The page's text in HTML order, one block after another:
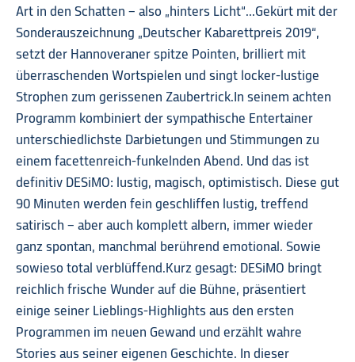
Art in den Schatten – also „hinters Licht“... Gekürt mit der
Sonderauszeichnung „Deutscher Kabarettpreis 2019“,
setzt der Hannoveraner spitze Pointen, brilliert mit
überraschenden Wortspielen und singt locker-lustige
Strophen zum gerissenen Zaubertrick. In seinem achten
Programm kombiniert der sympathische Entertainer
unterschiedlichste Darbietungen und Stimmungen zu
einem facettenreich-funkelnden Abend. Und das ist
definitiv DESiMO: lustig, magisch, optimistisch. Diese gut
90 Minuten werden fein geschliffen lustig, treffend
satirisch – aber auch komplett albern, immer wieder
ganz spontan, manchmal berührend emotional. Sowie
sowieso total verblüffend. Kurz gesagt: DESiMO bringt
reichlich frische Wunder auf die Bühne, präsentiert
einige seiner Lieblings-Highlights aus den ersten
Programmen im neuen Gewand und erzählt wahre
Stories aus seiner eigenen Geschichte. In dieser